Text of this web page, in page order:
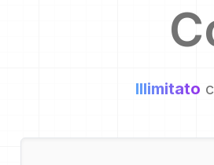
Illimitato